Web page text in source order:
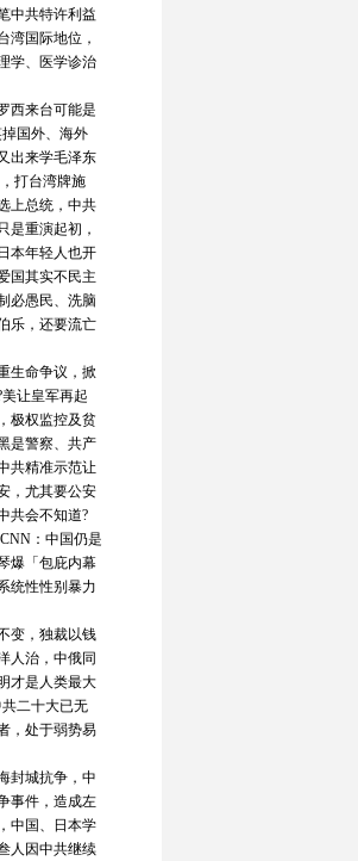
中共特许利益
湾国际地位，
学、医学诊治
西来台可能是
掉国外、海外
出来学毛泽东
打台湾牌施
上总统，中共
是重演起初，
本年轻人也开
国其实不民主
必愚民、洗脑
乐，还要流亡
生命争议，掀
美让皇军再起
极权监控及贫
是警察、共产
共精准示范让
，尤其要公安
共会不知道?
：中国仍是
爆「包庇内幕
统性性别暴力
变，独裁以钱
人治，中俄同
才是人类最大
共二十大已无
，处于弱势易
封城抗争，中
事件，造成左
中国、日本学
人因中共继续